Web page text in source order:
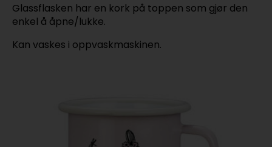
Glassflasken har en kork på toppen som gjør den
enkel å åpne/lukke.
Kan vaskes i oppvaskmaskinen.